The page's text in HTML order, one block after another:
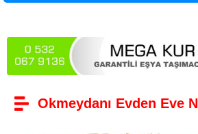
Okmeydanı Evden Eve